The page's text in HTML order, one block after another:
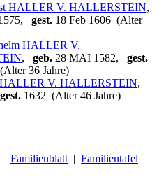
HALLER V. HALLERSTEIN,
gest. 18 Feb 1606 (Alter
HALLER V.
, geb. 28 MAI 1582, gest.
36 Jahre)
HALLER V. HALLERSTEIN,
gest. 1632 (Alter 46 Jahre)
Familienblatt | Familientafel